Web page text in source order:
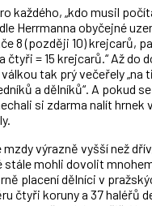
každého, „kdo musil
Herrmanna obyčejné
8 (později 10) krejcarů,
čtyři = 15 krejcarů.“ Až do
tak prý večeřely „na
a dělníků“. A pokud
si zdarma nalít hrnek
výrazně vyšší než
stále mohli dovolit
placení dělníci v
čtyři koruny a 37 haléřů